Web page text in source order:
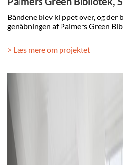
Båndene blev klippet over, og der
genåbningen af Palmers Green
> Læs mere om projektet